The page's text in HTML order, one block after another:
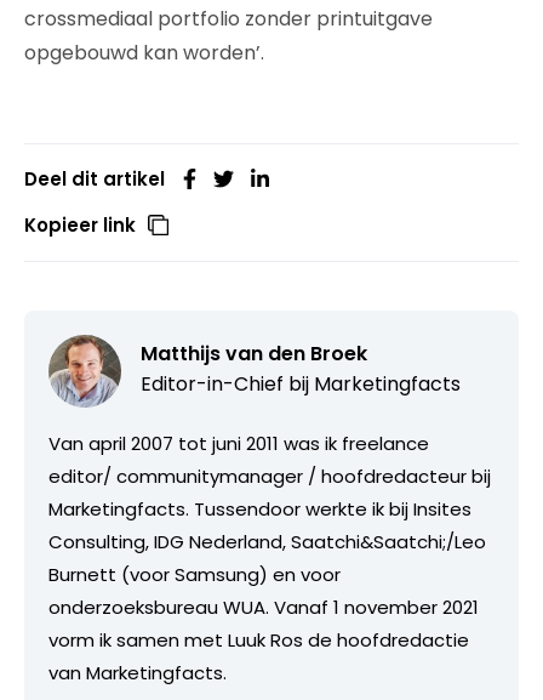
crossmediaal portfolio zonder printuitgave
opgebouwd kan worden’.
Deel dit artikel
Kopieer link
Matthijs van den Broek
Editor-in-Chief bij Marketingfacts
Van april 2007 tot juni 2011 was ik freelance
editor/ communitymanager / hoofdredacteur bij
Marketingfacts. Tussendoor werkte ik bij Insites
Consulting, IDG Nederland, Saatchi&Saatchi;/Leo
Burnett (voor Samsung) en voor
onderzoeksbureau WUA. Vanaf 1 november 2021
vorm ik samen met Luuk Ros de hoofdredactie
van Marketingfacts.